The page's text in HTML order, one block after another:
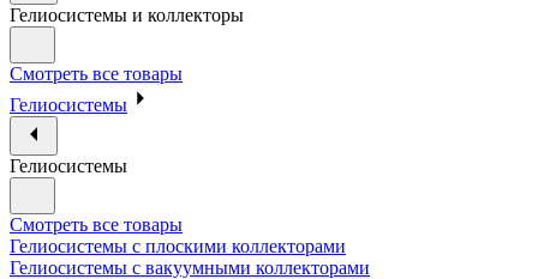
Гелиосистемы и коллекторы
Смотреть все товары
Гелиосистемы
Гелиосистемы
Смотреть все товары
Гелиосистемы с плоскими коллекторами
Гелиосистемы с вакуумными коллекторами